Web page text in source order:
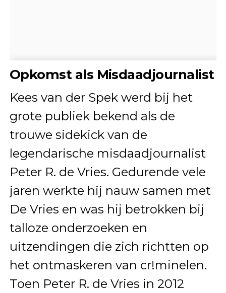
Opkomst als Misdaadjournalist
Kees van der Spek werd bij het
grote publiek bekend als de
trouwe sidekick van de
legendarische misdaadjournalist
Peter R. de Vries. Gedurende vele
jaren werkte hij nauw samen met
De Vries en was hij betrokken bij
talloze onderzoeken en
uitzendingen die zich richtten op
het ontmaskeren van cr!minelen.
Toen Peter R. de Vries in 2012